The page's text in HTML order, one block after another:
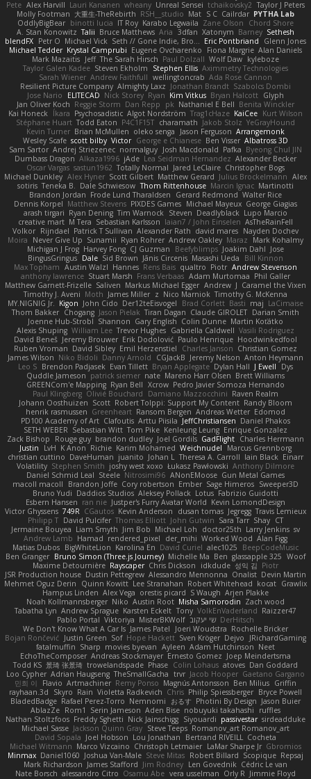
Pete Alex Harvill Lauri Kananen wheany Unreal Sensei tchaikovsky2 Taylor J Peters
Molly Footman 大重生-TheRebirth RSH__studio Mat S C Cailrdar PYTHA Lab
OddlyBigBear binotti lucia IT Roy Karabo Legwaila Zane Olson
Chord Shore
A. Stan Konowitz Talii Bruce Matthews Aria 3dfan Xatonym Barney Sethesh
blendFX Petr O Michael Vick Seth // Gone Indie, Bro... Eric Pontbriand
Glenn Jones
Michael Tedder Krystal Camprubi Eugene Ovcharenko Fiona Margrie Alan Daniels
Mark Mazaitis Jeff The Sarah Hirsch Paul Dolzall Wolf Daw kyleboze
Taylor Galen Kadee Steven Ekholm Stephen Ellis Aximmetry Technologies
Sarah Wiener Andrew Faithfull wellingtoncrab Ada Rose Cannon
Resilient Picture Company Almighty Laxz Jonathan Brandt Szabolcs Dombi
Jose Nario
ELITECAD Nick Storey Ryan Kim Vitkus Bryan Halcott Glyph
Jan Oliver Koch Reggie Storm Dan Repp pk Nathaniel E Bell Benita Winckler
Kai Honeck Íkara Psychosadistic Algot Nordström Trag1cHaze KaiCee Kurt Wilson
Stéphane Huart Todd Eaton P4C1F15T charamath Jakob Stolz YeGrayHound
Kevin Turner Brian McMullen oleko senga Jason Ferguson Arrangemonk
Wesley Scafe scott bilby Victor George e Chianese Ben Visser Albatross 3D
Sam Sartor Andrej Striezenec normalguy Josh Macdonald Pafka Byeong Chul JIN
Dumbass Dragon Alkaza1996 jAde Lea Seidman Hernandez Alexander Becker
Oscar Vargas sastun1962 Totally Normal Jared LeClaire Christopher Bogs
Michael Dunkley Alex Hyner Scott Gilbert Matthew Gerard Julius Brockelmann Alex
sotiris Teneka B. Dale Schwiesow Thom Rittenhouse Marcin Ignac Martinotti
Brandon Jordan Frode Lund Tharaldsen Gerard Redmond Walter Rice
Dennis Korpel Matthew Stevens PIXDES Games Michael Mayeux George Giagias
arash tirgari Ryan Dening Tim Warnock Steven Deadlyblack Lupo Marcio
creative mart M Tera Sebastian Karlsson Iaian7 / John Einselen AsTheRainFell
Volkor Rijndael Patrick T Sullivan Alexander Rath david mares Nayden Dochev
Moira
Never Give Up Sunamii Ryan Rohrer Andrew Oakley Maraz
Mark Kohalmy
Michigan J Frog Harvey Fong CJ Guzman Beefyblimps Joakim Dahl Jose
BingusGringus Dale Sid Brown Jānis Circenis Masashi Ueda
Bill Kinnon
Max Topham Austin Walzl Hannes Rens Bais qualtro Piotr Andrew Stevenson
anthony lawrence Stuart Marsh Frans Verbaas Adam Murtomaa Phil Galler
Matthew Garnett-Frizelle Saliven Markus Michael Egger Andrew J Caramel the Vixen
Timothy J. Aveni Moth James Miller z Nico Marniok Timothy G. McKenna
MY.NIGNIG Jr. Kigon John Cido Der12teEisvogel Brad Corlett Basti maj LaCimaise
Thom Bakker Chogang Jason Pielak Tiran Dagan Claude GIROLET Darian Smith
Joenne Hub-Strobl Shannon Gary English Colin Dunne Martin Koťátko
Alexis Shuping William Lee Trevor Hughes Gabriella Caldwell Vasili Rodriguez
David Beneš Jeremy Brouwer Erik Dodolović Paulo Henrique Hoodwinkedfool
Ruben Vroman David Sibley Emil Herzenstiel Charles Janson Christian Gomez
James Wilson Niko Bidoli Danny Arnold CGJackB Jeremy Nelson Anton Heymann
Leo S Brendon Padjasek Evan Tillett Bryan Applegate Dylan Hall J Ewell
Dys
Quddle Jameson patrick siemer nate Mareno Harr Olsen Brett Williams
GREENCom'e Mapping Ryan Bell Xcrow Pedro Javier Somoza Hernando
Paul Klingberg Olivié Bouchard Damiano Mazzocchini Raven Realm
Johann Oosthuizen Scott Robert Tolppi: Support My Content Randy Bloom
henrik rasmussen Greenheart Ransom Bergen Andreas Wetter Edomod
PD100 Academy of Art Clafoutis Arttu Piisila JeffChristiansen Daniel Phakos
SETH WEBER Sebastian Witt Tom Pike Kenleung Leung Enrique Gonzalez
Zack Bishop
Rouge guy brandon dudley Joel Gordils GadFlight Charles Herrmann
Justin
LvH K Anon Richie Karim Mohamed Weichnudel
Marcus Grennborg
christian cuttino DaveHuman juanito Johan L Theresa A. Carroll Iain Black Einarr
Volatility Stephen Smith joshy west xoxo Łukasz Pawłowski Anthony Dilmore
Daniel Schmid Leal Steele Nitrosimi96 ANonEMoose Gun Metal Games
macoll macoll
Brandon Joffe Cory robertson Ember Sage Himeros Sweeper3D
Bruno Yudi Daddios Studios Aleksey Pollack Lotus Fabrizio Guidotti
Esbern Hansen ran nie Justper's Furry Avatar World Kevin LomondDesign
Victor Ghyssens 749R CGautos Kevin Anderson dusan tomas Jegregg Travis Lemieux
Philipp T David Pulcifer Thomas Elliott John Gutwin Sara Tarr Shay CT
Jermaine Bouyea Liam Smyth Jim Bob Michael Loh doctor25th Larry Jenkins sv
Andrew Lamb Hamad rendered_pixel der_mihi Worked Wood Alan Figg
Matias Dubos BigWhiteLion Karolina En David Curiel alec1025
BeepCodeMusic
Ben Granger Bruno Simon (Three.js Journey) Michelle Ma Ben glassapple 325 Woof
Maxime Detournière Rayscaper Chris Dickson idkdude 성익 김 Piotr
JSR Production house Dustin Pettegrew Alessandro Mennonna Onalist Devin Martin
Mehmet Oguz Derin
Quinn Kowitt Lee Stranahan Robert Whitehead kocat Grawlix
Hampus Linden Alex Vega orestis picard S Waugh Arjen Plakke
Noah Kollmannsberger Niko Austin Root Misha Samorodin Zach wood
Tabatha Lyn Andrew Sprague Karsten Eckelt Tony VolkEnVaderland Raizzer47
Pablo Portal Viktoriya MisterBKWolf שי יעקוב DerHitsch
We Don't Know What A Car Is James Patel Joeri Woudstra Rochelle Bricker
Bojan Rončević Justin Green Sof Hope Hackett Sven Kröger Dejvo
JRichardGaming
fatalmuffin Sharp movies byevan Ayleen Adam Hutchinson Neet
EchoTheComposer Andreas Stockmayer Ernesto Gomez Joep Meindertsma
Todd KS 景琦 张景琦 trowelandspade Phase Colin Lohaus atoves Dan Goddard
Loo Cypher Adrian Haugseng TheSmallGacha trvr Jacob Hooper Gaetano Gargano
민희 이
Flavio Artmachiner Remy Ponso Magnús Antonsson Ben Milius Griffin
rayhaan.3d
Skyro Rain Violetta Radkevich Chris Philip Spiessberger Bryce Powell
BladedBadge Rafael Perez-Torro Nemnomi おるす Photini By Design Jason Buier
AblazZe Rom1 Serin Jameson Aden Bise nobuyuki takahashi
ruffles
Nathan Stoltzfoos Freddy Sghetti Nick Jainschigg Siyouardi passivestar sirdeadduke
Michael Sasse Jackson Quinn Gray Steve Teeps Romanov_art Romanov_art
David Sopala Joel Hobson Lou Jonathan Bertrand RIVEILL Cocheta
Michael Witmann Marco Vizcaino Christoph Letmaier LaMar Sharpe Jr Gbromios
Minmax Daniel1060 Joshua Van-Male Steve Mitas Robert Billard Scopique Repsaj
Mark Richardson James Stafford Jim Rodney Len Govednik Cédric Le van
Nate Borsch alessandro Citro Osamu Abe vera usselman Orly R Jimmie Floyd